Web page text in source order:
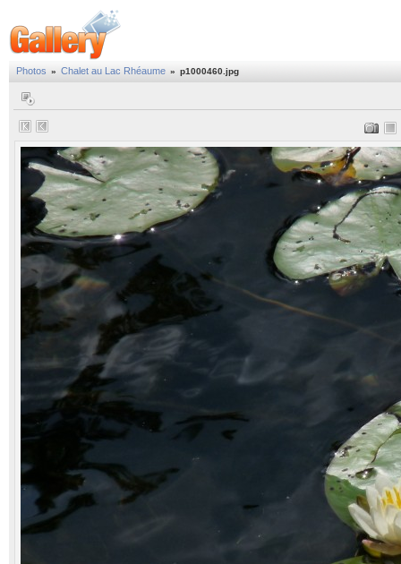
Photos » Chalet au Lac Rhéaume » p1000460.jpg